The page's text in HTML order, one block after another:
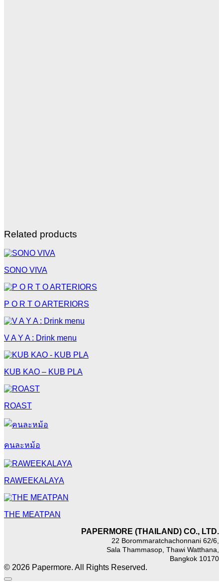
Related products
SONO VIVA
P O R T O ARTERIORS
V A Y A : Drink menu
KUB KAO – KUB PLA
ROAST
คนละหม้อ
RAWEEKALAYA
THE MEATPAN
PAPERMORE (THAILAND) CO., LTD.
22 Borommaratchachonnani 62/6,
Sala Thammasop, Thawi Watthana,
Bangkok 10170
© 2026 Papermore. All Rights Reserved.